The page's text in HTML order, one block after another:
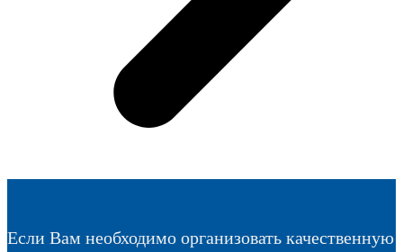
Если Вам необходимо организовать качественную